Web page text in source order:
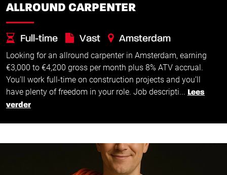
ALLROUND CARPENTER
Full-time Vast
Amsterdam
€3.000 -€4.200
Looking for an allround carpenter in Amsterdam, earning
€3,000 to €4,200 gross per month plus 8% ATV accrual.
You’ll work full-time on construction projects and you’ll
have plenty of freedom in your role. Job descripti... Lees
verder